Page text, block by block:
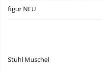
figur NEU
Stuhl Muschel